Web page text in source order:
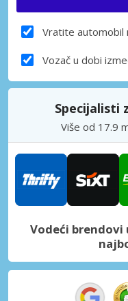
Vratite automobil
Vozač u dobi
Specijalisti
Više od 17.9
Vodeći brendovi